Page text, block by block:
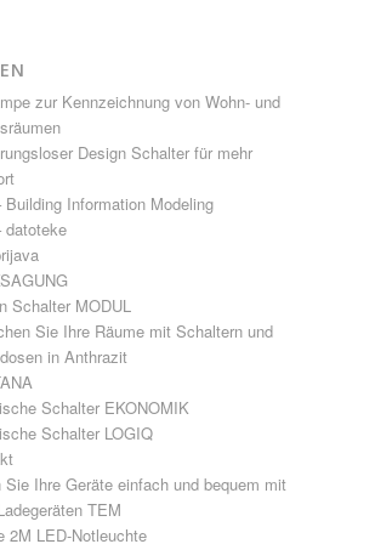
zur Kennzeichnung von Wohn- und
Design Schalter für mehr
Building Information Modeling
datoteke
Schalter MODUL
Sie Ihre Räume mit Schaltern und
in Anthrazit
Schalter EKONOMIK
Schalter LOGIQ
Sie Ihre Geräte einfach und bequem mit
TEM
2M LED-Notleuchte